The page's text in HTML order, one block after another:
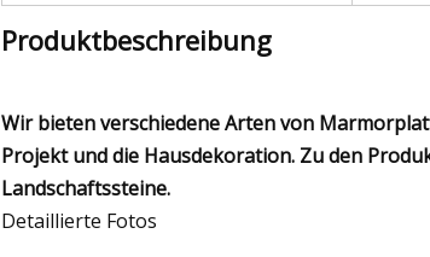
Produktbeschreibung
Wir bieten verschiedene Arten von
Projekt und die Hausdekoration. Zu den
Landschaftssteine.
Detaillierte Fotos